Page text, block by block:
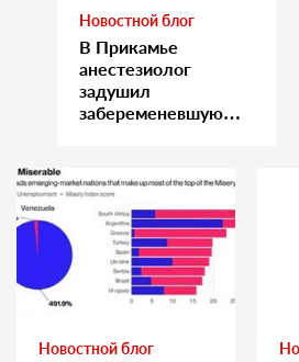
Новостной блог
В Прикамье
анестезиолог
задушил
забеременевшую
Новостной блог